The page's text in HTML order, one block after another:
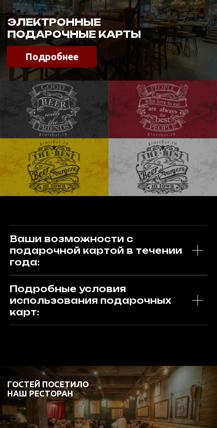
Ваши возможности с
подарочной картой в течении
года:
Подробные условия
использования подарочных
карт:
ГОСТЕЙ ПОСЕТИЛО
НАШ РЕСТОРАН
БУРГЕРОВ ПРИГОТОВЛЕНО
ДЛЯ НАШИХ ГОСТЕЙ
ПИНТ ПЕННОГО БЫЛО
390 785
1 234 680
1 384 000
Ресторан с крафтовой пивоварней
Ресторан Меню